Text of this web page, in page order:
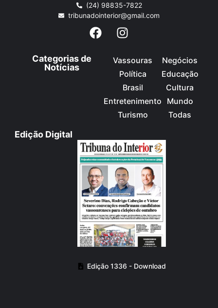
(24) 98835-7822
tribunadointerior@gmail.com
Categorias de
Notícias
Vassouras
Política
Brasil
Entretenimento
Turismo
Negócios
Educação
Cultura
Mundo
Todas
Edição Digital
Edição 1336 - Download